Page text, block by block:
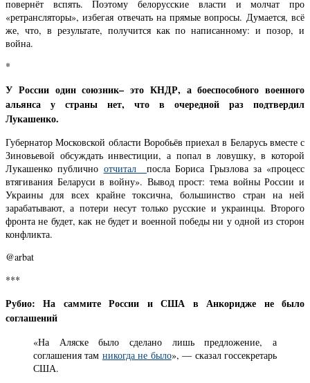
повернёт вспять. Поэтому белорусские власти и молчат про
«ретрансляторы», избегая отвечать на прямые вопросы. Думается, всё
же, что, в результате, получится как по написанному: и позор, и
война.
*
У России один союзник– это КНДР, а боеспособного военного
альянса у страны нет, что в очередной раз подтвердил
Лукашенко.
Губернатор Московской области Воробьёв приехал в Беларусь вместе с
Зиновьевой обсуждать инвестиции, а попал в ловушку, в которой
Лукашенко публично отчитал посла Бориса Грызлова за «процесс
втягивания Беларуси в войну». Вывод прост: тема войны России и
Украины для всех крайне токсична, большинство стран на ней
зарабатывают, а потери несут только русские и украинцы. Второго
фронта не будет, как не будет и военной победы ни у одной из сторон
конфликта.
@arbat
***
Рубио: На саммите России и США в Анкоридже не было
соглашений
«На Аляске было сделано лишь предложение, а
соглашения там никогда не было», — сказал госсекретарь
США.